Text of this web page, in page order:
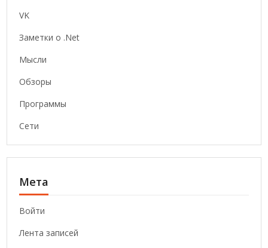
VK
Заметки о .Net
Мысли
Обзоры
Программы
Сети
Мета
Войти
Лента записей